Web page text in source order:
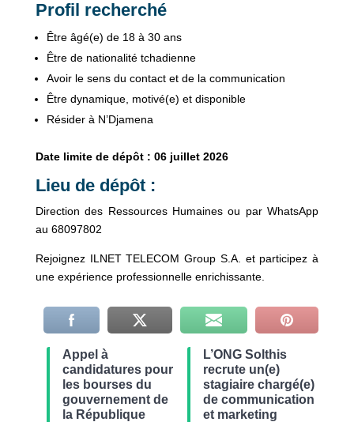
Profil recherché
Être âgé(e) de 18 à 30 ans
Être de nationalité tchadienne
Avoir le sens du contact et de la communication
Être dynamique, motivé(e) et disponible
Résider à N’Djamena
Date limite de dépôt : 06 juillet 2026
Lieu de dépôt :
Direction des Ressources Humaines ou par WhatsApp
au 68097802
Rejoignez ILNET TELECOM Group S.A. et participez à
une expérience professionnelle enrichissante.
Appel à
candidatures pour
les bourses du
gouvernement de
la République
L’ONG Solthis
recrute un(e)
stagiaire chargé(e)
de communication
et marketing